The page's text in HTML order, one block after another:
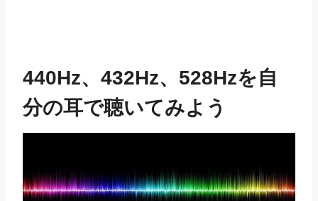
440Hz、432Hz、528Hzを自
分の耳で聴いてみよう